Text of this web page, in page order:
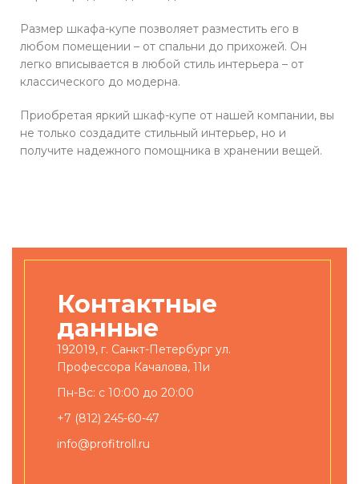
Размер шкафа-купе позволяет разместить его в
любом помещении – от спальни до прихожей. Он
легко вписывается в любой стиль интерьера – от
классического до модерна.
Приобретая яркий шкаф-купе от нашей компании, вы
не только создадите стильный интерьер, но и
получите надежного помощника в хранении вещей.
Контактные
данные
192019, г. Санкт-Петербург ул.
Профессора Качалова, 11и
Пн-Вс: с 10:00 до 20:00
+7 (812) 245-60-47
info@profitroll.ru